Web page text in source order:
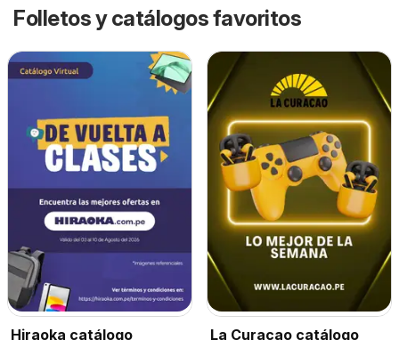
Folletos y catálogos favoritos
Hiraoka catálogo La Curacao catálogo